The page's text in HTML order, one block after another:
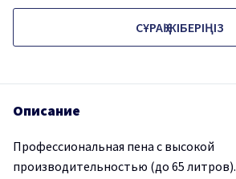
СҰРАҚ ЖІБЕРІҢІЗ
Описание
Профессиональная пена с высокой
производительностью (до 65 литров).